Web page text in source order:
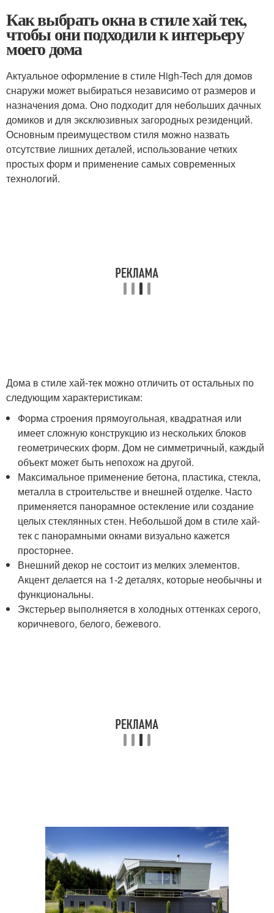
Как выбрать окна в стиле хай тек,
чтобы они подходили к интерьеру
моего дома
Актуальное оформление в стиле High-Tech для домов
снаружи может выбираться независимо от размеров и
назначения дома. Оно подходит для небольших дачных
домиков и для эксклюзивных загородных резиденций.
Основным преимуществом стиля можно назвать
отсутствие лишних деталей, использование четких
простых форм и применение самых современных
технологий.
Дома в стиле хай-тек можно отличить от остальных по
следующим характеристикам:
Форма строения прямоугольная, квадратная или
имеет сложную конструкцию из нескольких блоков
геометрических форм. Дом не симметричный, каждый
объект может быть непохож на другой.
Максимальное применение бетона, пластика, стекла,
металла в строительстве и внешней отделке. Часто
применяется панорамное остекление или создание
целых стеклянных стен. Небольшой дом в стиле хай-
тек с панорамными окнами визуально кажется
просторнее.
Внешний декор не состоит из мелких элементов.
Акцент делается на 1-2 деталях, которые необычны и
функциональны.
Экстерьер выполняется в холодных оттенках серого,
коричневого, белого, бежевого.